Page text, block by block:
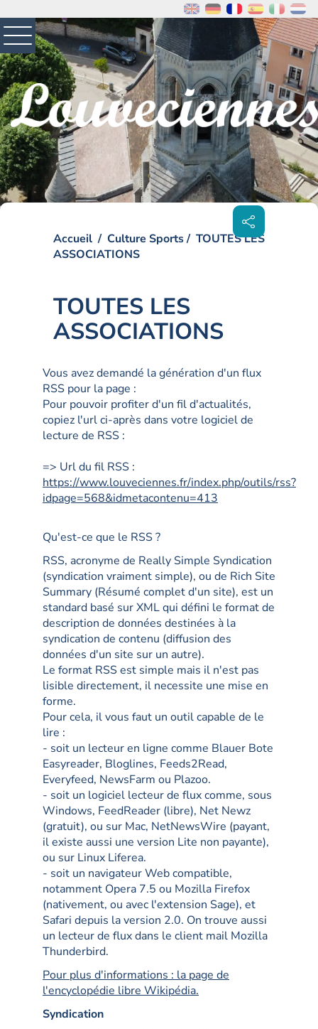
MENU
PRINCIPAL
Visiter la page accueil du site de Louveciennes
Accueil Culture Sports
TOUTES LES
ASSOCIATIONS
Partager
sur les
réseaux
sociaux
TOUTES LES
ASSOCIATIONS
Vous avez demandé la génération d'un flux
RSS pour la page :
Pour pouvoir profiter d'un fil d'actualités,
copiez l'url ci-après dans votre logiciel de
lecture de RSS :
=> Url du fil RSS :
https://www.louveciennes.fr/index.php/outils/rss?
idpage=568&idmetacontenu=413
Qu'est-ce que le RSS ?
RSS, acronyme de Really Simple Syndication
(syndication vraiment simple), ou de Rich Site
Summary (Résumé complet d'un site), est un
standard basé sur XML qui défini le format de
description de données destinées à la
syndication de contenu (diffusion des
données d'un site sur un autre).
Le format RSS est simple mais il n'est pas
lisible directement, il necessite une mise en
forme.
Pour cela, il vous faut un outil capable de le
lire :
- soit un lecteur en ligne comme Blauer Bote
Easyreader, Bloglines, Feeds2Read,
Everyfeed, NewsFarm ou Plazoo.
- soit un logiciel lecteur de flux comme, sous
Windows, FeedReader (libre), Net Newz
(gratuit), ou sur Mac, NetNewsWire (payant,
il existe aussi une version Lite non payante),
ou sur Linux Liferea.
- soit un navigateur Web compatible,
notamment Opera 7.5 ou Mozilla Firefox
(nativement, ou avec l'extension Sage), et
Safari depuis la version 2.0. On trouve aussi
un lecteur de flux dans le client mail Mozilla
Thunderbird.
Pour plus d'informations : la page de
l'encyclopédie libre Wikipédia.
Syndication